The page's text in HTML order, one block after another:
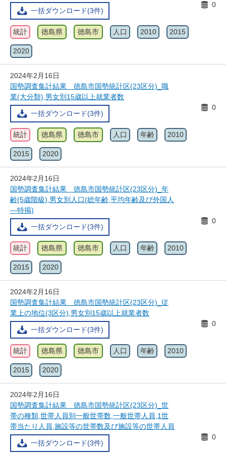
一括ダウンロード(3件)
0
統計 徳島県 徳島市 人口 2010 2015
2020
2024年2月16日
国勢調査集計結果 徳島市国勢統計区(23区分)_職
業(大分類),男女別15歳以上就業者数
一括ダウンロード(3件)
0
統計 徳島県 徳島市 人口 年齢 2010
2015 2020
2024年2月16日
国勢調査集計結果 徳島市国勢統計区(23区分)_年
齢(5歳階級),男女別人口(総年齢,平均年齢及び外国人
―特掲)
一括ダウンロード(3件)
0
統計 徳島県 徳島市 人口 年齢 2010
2015 2020
2024年2月16日
国勢調査集計結果 徳島市国勢統計区(23区分)_従
業上の地位(3区分),男女別15歳以上就業者数
一括ダウンロード(3件)
0
統計 徳島県 徳島市 人口 年齢 2010
2015 2020
2024年2月16日
国勢調査集計結果 徳島市国勢統計区(23区分)_世
帯の種類,世帯人員別一般世帯数,一般世帯人員,1世
帯当たり人員,施設等の世帯数及び施設等の世帯人員
一括ダウンロード(3件)
0